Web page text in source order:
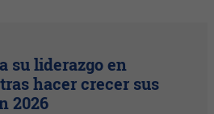
su liderazgo en
hacer crecer sus
2026